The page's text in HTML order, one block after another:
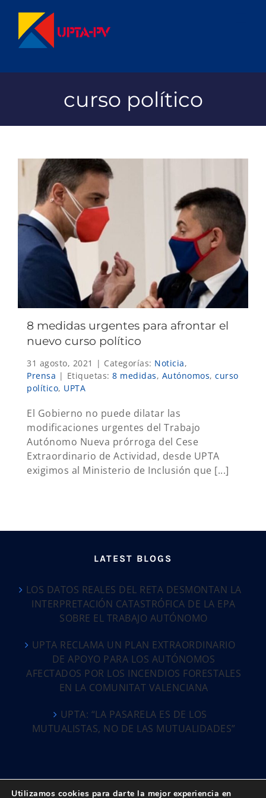
contenido
curso político
8 medidas urgentes para afrontar el
nuevo curso político
31 agosto, 2021 | Categorías: Noticia,
Prensa | Etiquetas: 8 medidas, Autónomos, curso
político, UPTA
El Gobierno no puede dilatar las
modificaciones urgentes del Trabajo
Autónomo Nueva prórroga del Cese
Extraordinario de Actividad, desde UPTA
exigimos al Ministerio de Inclusión que [...]
LATEST BLOGS
LOS DATOS REALES DEL RETA DESMONTAN LA
INTERPRETACIÓN CATASTRÓFICA DE LA EPA
SOBRE EL TRABAJO AUTÓNOMO
UPTA RECLAMA UN PLAN EXTRAORDINARIO
DE APOYO PARA LOS AUTÓNOMOS
AFECTADOS POR LOS INCENDIOS FORESTALES
EN LA COMUNITAT VALENCIANA
UPTA: “LA PASARELA ES DE LOS
MUTUALISTAS, NO DE LAS MUTUALIDADES”
Utilizamos cookies para darte la mejor experiencia en